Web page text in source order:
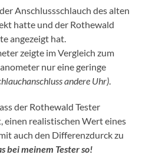
Anschlussschlauch des alten
hatte und der Rothewald
angezeigt hat.
zeigte im Vergleich zum
nur eine geringe
andere Uhr)
der Rothewald Tester
einen realistischen Wert eines
auch den Differenzdurck zu
bei meinem Tester so!